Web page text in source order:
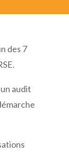
des 7
audit